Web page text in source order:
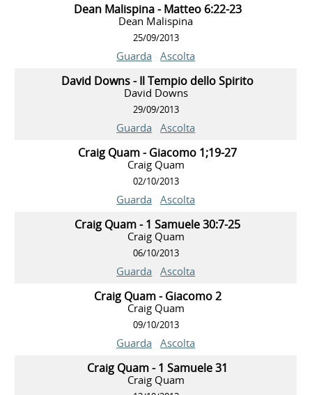
Dean Malispina - Matteo 6:22-23
Dean Malispina
25/09/2013
Guarda Ascolta
David Downs - Il Tempio dello Spirito
David Downs
29/09/2013
Guarda Ascolta
Craig Quam - Giacomo 1;19-27
Craig Quam
02/10/2013
Guarda Ascolta
Craig Quam - 1 Samuele 30:7-25
Craig Quam
06/10/2013
Guarda Ascolta
Craig Quam - Giacomo 2
Craig Quam
09/10/2013
Guarda Ascolta
Craig Quam - 1 Samuele 31
Craig Quam